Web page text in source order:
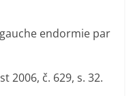
endormie par
2006, č. 629, s. 32.